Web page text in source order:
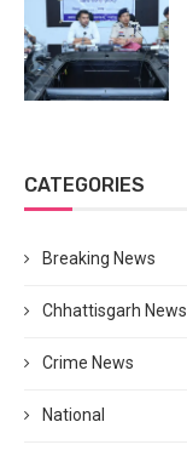
CATEGORIES
Breaking News
Chhattisgarh News
Crime News
National